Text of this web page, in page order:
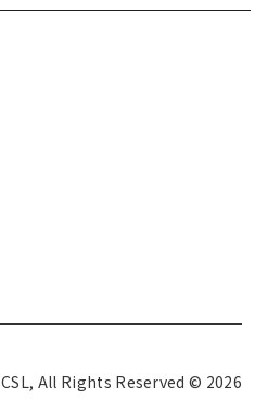
CSL, All Rights Reserved © 2026